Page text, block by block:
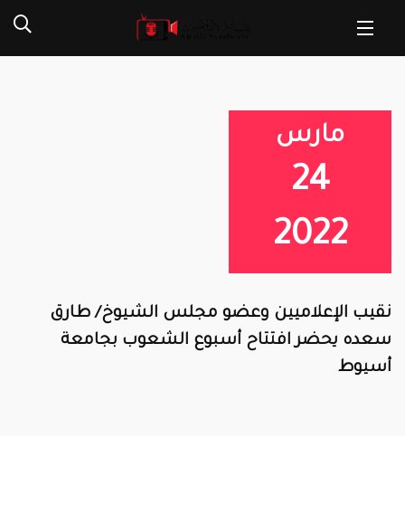
مارس
24
2022
نقيب الإعلاميين وعضو مجلس الشيوخ/ طارق
سعده يحضر افتتاح أسبوع الشعوب بجامعة
أسيوط